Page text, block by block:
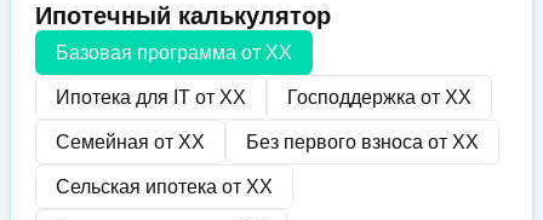
Ипотечный калькулятор
Базовая программа от XX
Ипотека для IT от XX Господдержка от XX
Семейная от XX Без первого взноса от XX
Сельская ипотека от XX